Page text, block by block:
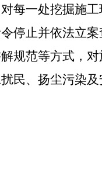
每一处挖掘施工
停止并依法立案
规范等方式，对
民、扬尘污染及